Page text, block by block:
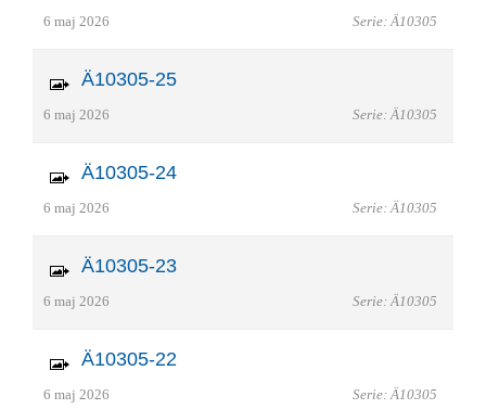
6 maj 2026 Serie: Ä10305
Ä10305-25
6 maj 2026 Serie: Ä10305
Ä10305-24
6 maj 2026 Serie: Ä10305
Ä10305-23
6 maj 2026 Serie: Ä10305
Ä10305-22
6 maj 2026 Serie: Ä10305